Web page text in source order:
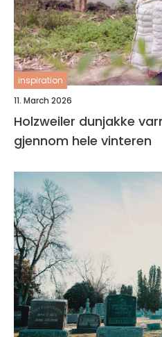
inspiration
11. March 2026
Holzweiler dunjakke varm stilfavoritt
gjennom hele vinteren